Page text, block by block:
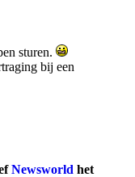
sturen.
bij een
Newsworld het